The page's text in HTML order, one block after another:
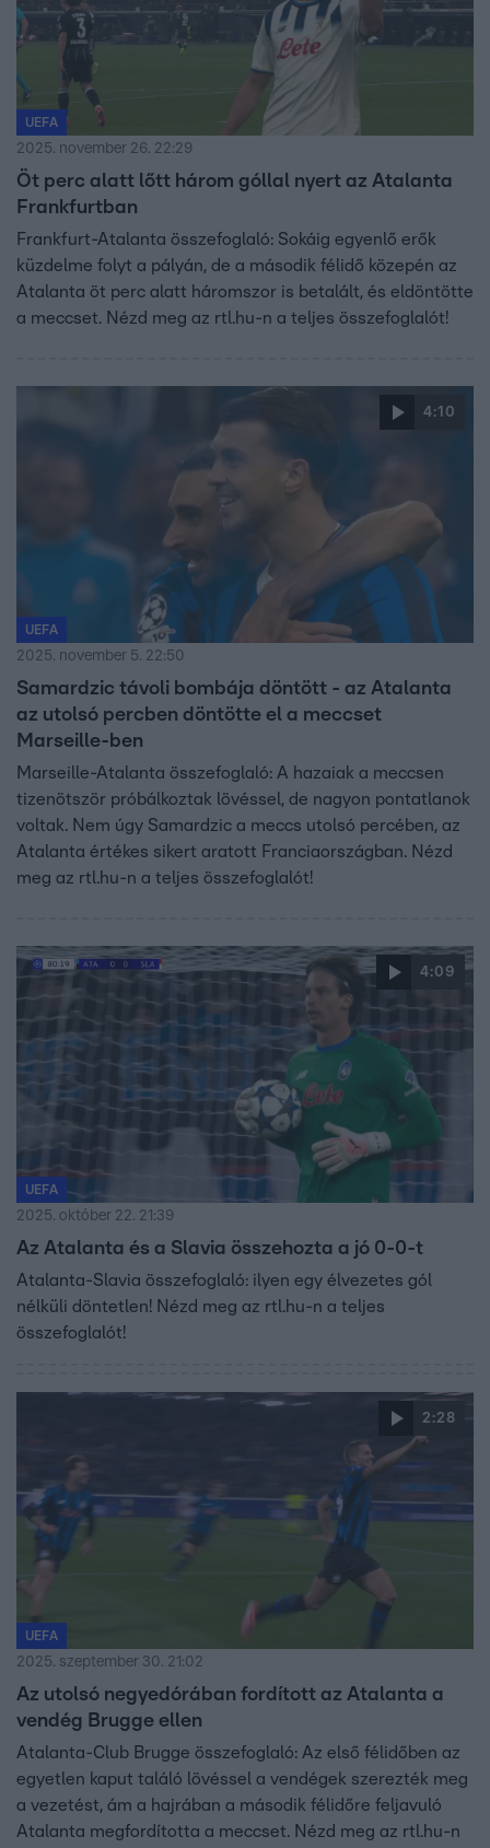
UEFA
2025. november 26. 22:29
Öt perc alatt lőtt három góllal nyert az Atalanta
Frankfurtban
Frankfurt-Atalanta összefoglaló: Sokáig egyenlő erők
küzdelme folyt a pályán, de a második félidő közepén az
Atalanta öt perc alatt háromszor is betalált, és eldöntötte
a meccset. Nézd meg az rtl.hu-n a teljes összefoglalót!
4:10
UEFA
2025. november 5. 22:50
Samardzic távoli bombája döntött - az Atalanta
az utolsó percben döntötte el a meccset
Marseille-ben
Marseille-Atalanta összefoglaló: A hazaiak a meccsen
tizenötször próbálkoztak lövéssel, de nagyon pontatlanok
voltak. Nem úgy Samardzic a meccs utolsó percében, az
Atalanta értékes sikert aratott Franciaországban. Nézd
meg az rtl.hu-n a teljes összefoglalót!
4:09
UEFA
2025. október 22. 21:39
Az Atalanta és a Slavia összehozta a jó 0-0-t
Atalanta-Slavia összefoglaló: ilyen egy élvezetes gól
nélküli döntetlen! Nézd meg az rtl.hu-n a teljes
összefoglalót!
2:28
UEFA
2025. szeptember 30. 21:02
Az utolsó negyedórában fordított az Atalanta a
vendég Brugge ellen
Atalanta-Club Brugge összefoglaló: Az első félidőben az
egyetlen kaput találó lövéssel a vendégek szerezték meg
a vezetést, ám a hajrában a második félidőre feljavuló
Atalanta megfordította a meccset. Nézd meg az rtl.hu-n